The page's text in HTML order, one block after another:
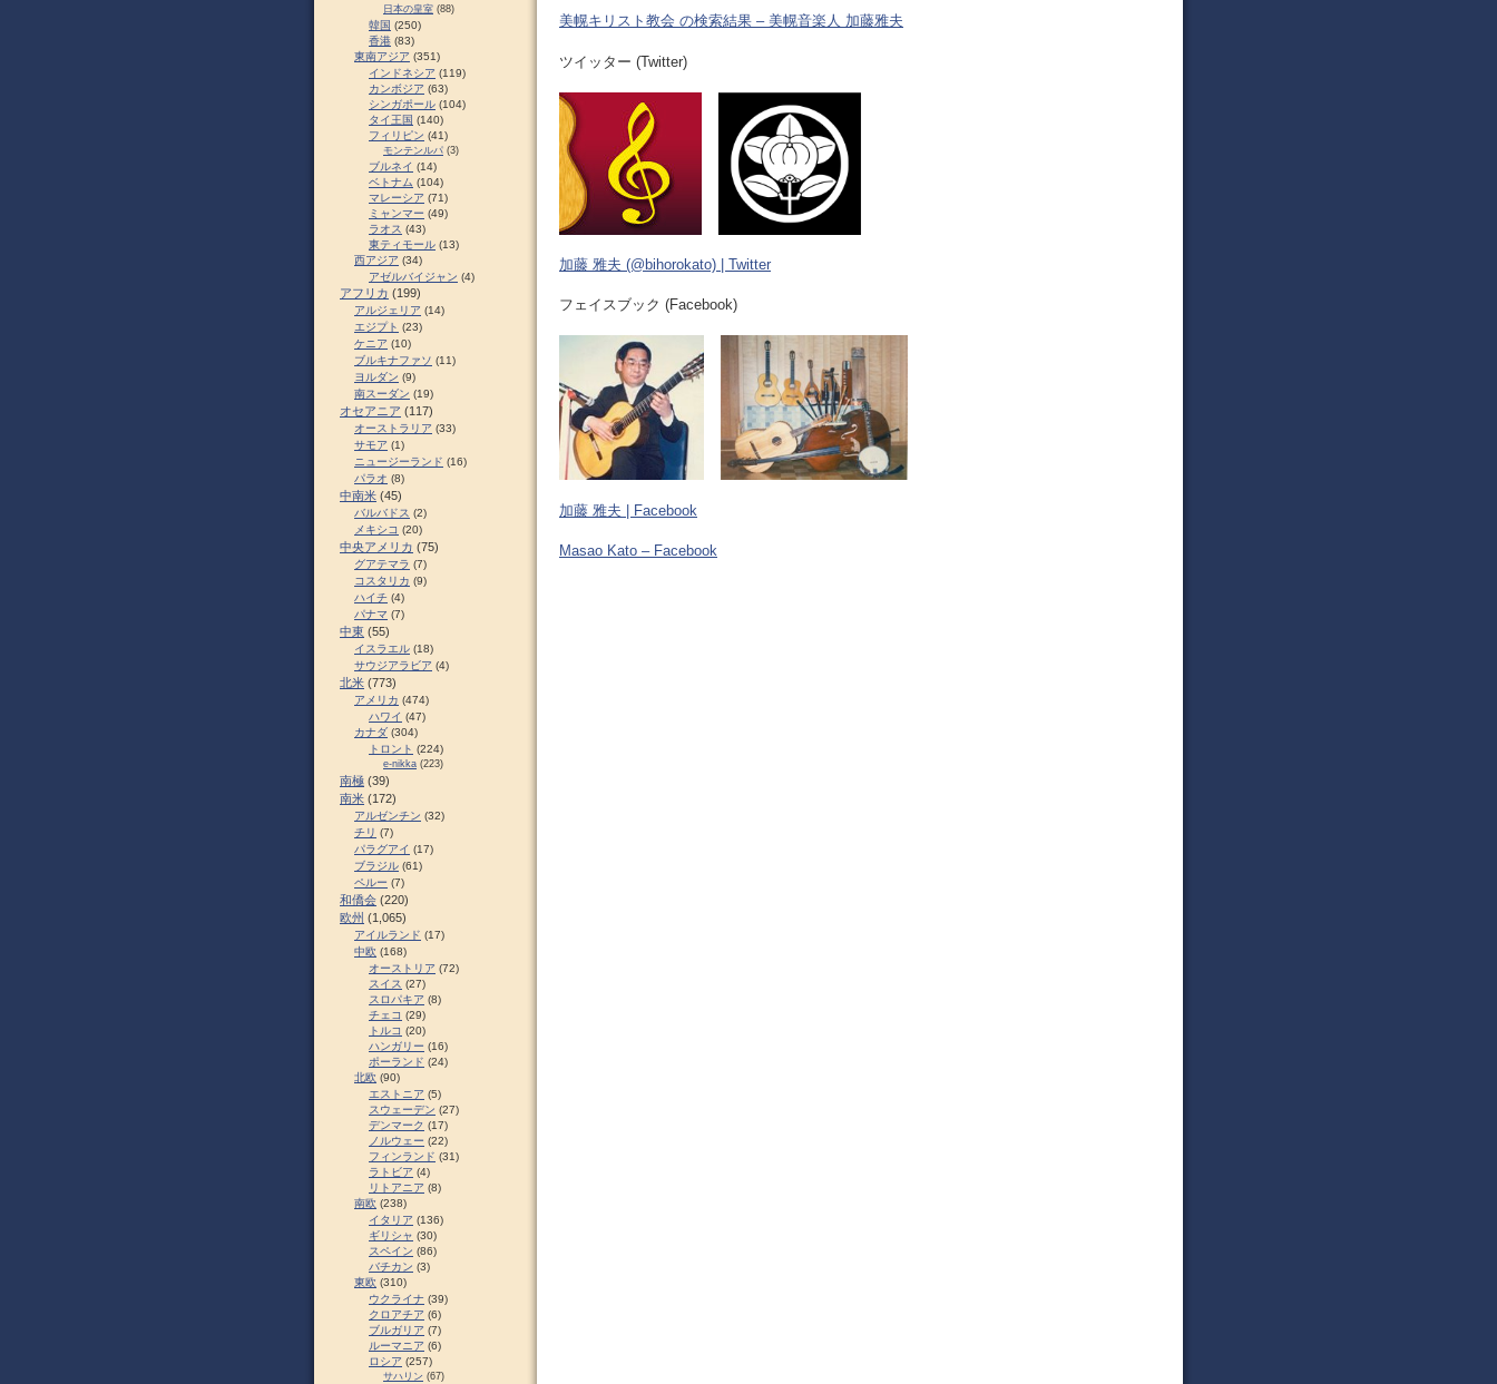
美幌キリスト教会 の検索結果 – 美幌音楽人 加藤雅夫
ツイッター (Twitter)
加藤 雅夫 (@bihorokato) | Twitter
フェイスブック (Facebook)
加藤 雅夫 | Facebook
Masao Kato – Facebook
日本の皇室 (88)
韓国 (250)
香港 (83)
東南アジア (351)
インドネシア (119)
カンボジア (63)
シンガポール (104)
タイ王国 (140)
フィリピン (41)
モンテンルパ (3)
ブルネイ (14)
ベトナム (104)
マレーシア (71)
ミャンマー (49)
ラオス (43)
東ティモール (13)
西アジア (34)
アゼルバイジャン (4)
アフリカ (199)
アルジェリア (14)
エジプト (23)
ケニア (10)
ブルキナファソ (11)
ヨルダン (9)
南スーダン (19)
オセアニア (117)
オーストラリア (33)
サモア (1)
ニュージーランド (16)
パラオ (8)
中南米 (45)
バルバドス (2)
メキシコ (20)
中央アメリカ (75)
グアテマラ (7)
コスタリカ (9)
ハイチ (4)
パナマ (7)
中東 (55)
イスラエル (18)
サウジアラビア (4)
北米 (773)
アメリカ (474)
ハワイ (47)
カナダ (304)
トロント (224)
e-nikka (223)
南極 (39)
南米 (172)
アルゼンチン (32)
チリ (7)
パラグアイ (17)
ブラジル (61)
ペルー (7)
和僑会 (220)
欧州 (1,065)
アイルランド (17)
中欧 (168)
オーストリア (72)
スイス (27)
スロパキア (8)
チェコ (29)
トルコ (20)
ハンガリー (16)
ポーランド (24)
北欧 (90)
エストニア (5)
スウェーデン (27)
デンマーク (17)
ノルウェー (22)
フィンランド (31)
ラトビア (4)
リトアニア (8)
南欧 (238)
イタリア (136)
ギリシャ (30)
スペイン (86)
バチカン (3)
東欧 (310)
ウクライナ (39)
クロアチア (6)
ブルガリア (7)
ルーマニア (6)
ロシア (257)
サハリン (67)